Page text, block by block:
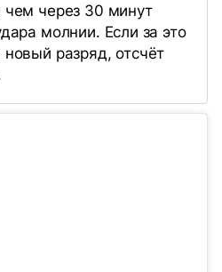
через 30 минут
молнии. Если за это
разряд, отсчёт